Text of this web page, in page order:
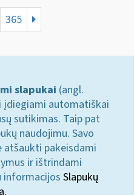
365
slapukai (angl.
įdiegiami automatiškai
sutikimas. Taip pat
naudojimu. Savo
pakeisdami
ir ištrindami
informacijos Slapukų